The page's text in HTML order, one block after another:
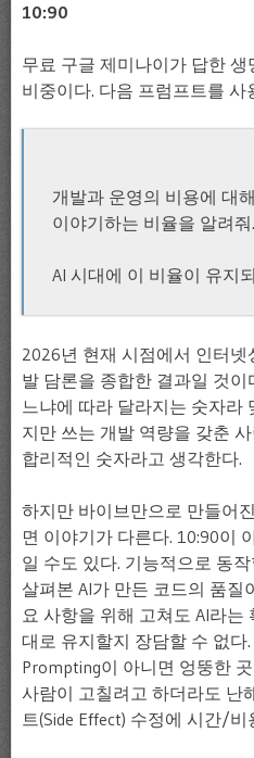
10:90
무료 구글 제미나이가 답한
비중이다. 다음 프럼프트를 사
개발과 운영의 비용에 대
이야기하는 비율을 알려줘.
AI 시대에 이 비율이 유지
2026년 현재 시점에서 인터넷
발 담론을 종합한 결과일 것이
느냐에 따라 달라지는 숫자라
지만 쓰는 개발 역량을 갖춘
합리적인 숫자라고 생각한다.
하지만 바이브만으로 만들어
면 이야기가 다른다. 10:90이
일 수도 있다. 기능적으로 동
살펴본 AI가 만든 코드의 품질
요 사항을 위해 고쳐도 AI라는
대로 유지할지 장담할 수 없다
Prompting이 아니면 엉뚱한
사람이 고칠려고 하더라도 난
트(Side Effect) 수정에 시간/